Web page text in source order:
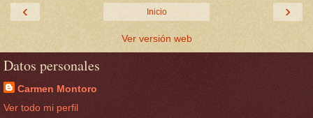
‹ ›
Inicio
Ver versión web
Datos personales
Carmen Montoro
Ver todo mi perfil